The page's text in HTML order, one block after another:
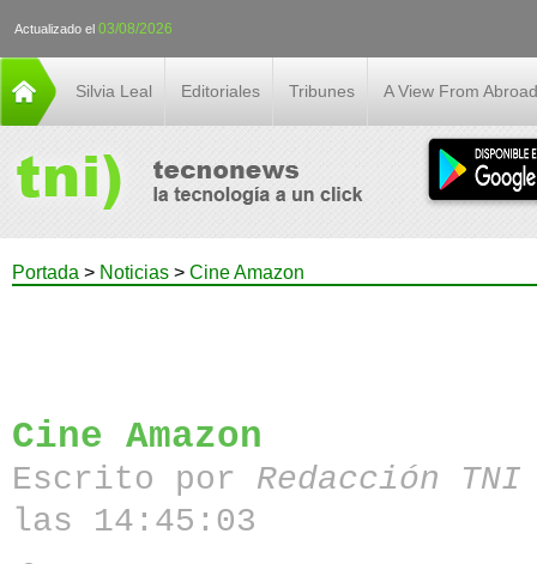
Actualizado el 03/08/2026
Silvia Leal Editoriales Tribunes A View From Abroad
Portada > Noticias > Cine Amazon
Cine Amazon
Escrito por Redacción
las 14:45:03